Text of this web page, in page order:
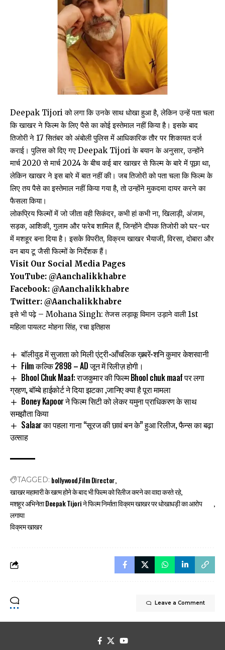
Deepak Tijori को लगा कि उनके साथ धोखा हुआ है, लेकिन उन्हें पता चला
कि खाखर ने फिल्म के लिए पैसे का कोई इस्तेमाल नहीं किया है। इसके बाद
तिजोरी ने 17 सितंबर को अंबोली पुलिस में आधिकारिक तौर पर शिकायत दर्ज
कराई। पुलिस को दिए गए Deepak Tijori के बयान के अनुसार, उन्होंने
मार्च 2020 से मार्च 2024 के बीच कई बार खाखर से फिल्म के बारे में पूछा था,
लेकिन खाखर ने इस बारे में बात नहीं की। जब तिजोरी को पता चला कि फिल्म के
लिए तय पैसे का इस्तेमाल नहीं किया गया है, तो उन्होंने मुकदमा दायर करने का
फैसला किया।
लोकप्रिय फिल्मों में जो जीता वही सिकंदर, कभी हां कभी ना, खिलाड़ी, अंजाम,
सड़क, आशिकी, गुलाम और फरेब शामिल हैं, जिन्होंने दीपक तिजोरी को घर-घर
में मशहूर बना दिया है। इसके विपरीत, विक्रम खाखर भैयाजी, विरसा, दोबारा और
वन बाय टू जैसी फिल्मों के निर्देशक हैं।
Visit Our Social Media Pages
YouTube: @Aanchalikkhabre
Facebook: @Aanchalikkhabre
Twitter: @Aanchalikkhabre
इसे भी पढ़े – Mohana Singh: तेजस लड़ाकू विमान उड़ाने वाली 1st
महिला पायलट मोहना सिंह, रचा इतिहास
बॉलीवुड में सुजाता को मिली एंट्री-आँचलिक ख़बरें-शनि कुमार केशरवानी
Film कल्कि 2898 – AD जून में रिलीज़ होगी।
Bhool Chuk Maaf: राजकुमार की फिल्म Bhool chuk maaf पर लगा
ग्रहण, बॉम्बे हाईकोर्ट ने दिया झटका ,जानिए क्या है पूरा मामला
Boney Kapoor ने फिल्म सिटी को लेकर यमुना प्राधिकरण के साथ
समझौता किया
Salaar का पहला गाना “सूरज की छावं बन के” हुआ रिलीज, फैन्स का बढ़ा
उत्साह
TAGGED: bollywoodFilm Director
खाखर महामारी के खत्म होने के बाद भी फिल्म को रिलीज करने का वादा करते रहे
मशहूर अभिनेता Deepak Tijori ने फिल्म निर्माता विक्रम खाखर पर धोखाधड़ी का आरोप
लगाया
विक्रम खाखर
Leave a Comment